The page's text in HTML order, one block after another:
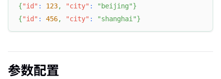
{"id" : 123, "city" : "beijing"}
{"id" : 456, "city" : "shanghai"}
参数配置